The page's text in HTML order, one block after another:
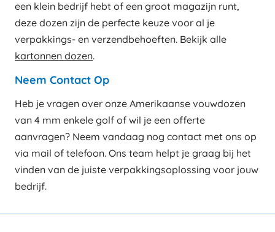
een klein bedrijf hebt of een groot magazijn runt,
deze dozen zijn de perfecte keuze voor al je
verpakkings- en verzendbehoeften. Bekijk alle
kartonnen dozen.
Neem Contact Op
Heb je vragen over onze Amerikaanse vouwdozen
van 4 mm enkele golf of wil je een offerte
aanvragen? Neem vandaag nog contact met ons op
via mail of telefoon. Ons team helpt je graag bij het
vinden van de juiste verpakkingsoplossing voor jouw
bedrijf.